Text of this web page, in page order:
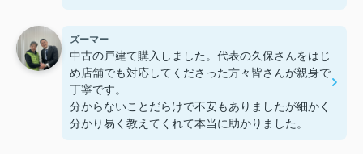
スポンスが早く対応も丁寧で、安心してお任せでき
ました。とても熱心に対応していただき、場面によ
っては提案が少し積極的に感じることもありました
が、その分しっかり考えてくださっているのだと感
じました。
ズーマー
中古の戸建て購入しました。代表の久保さんをはじ
め店舗でも対応してくださった方々皆さんが親身で
丁寧です。
分からないことだらけで不安もありましたが細かく
分かり易く教えてくれて本当に助かりました。